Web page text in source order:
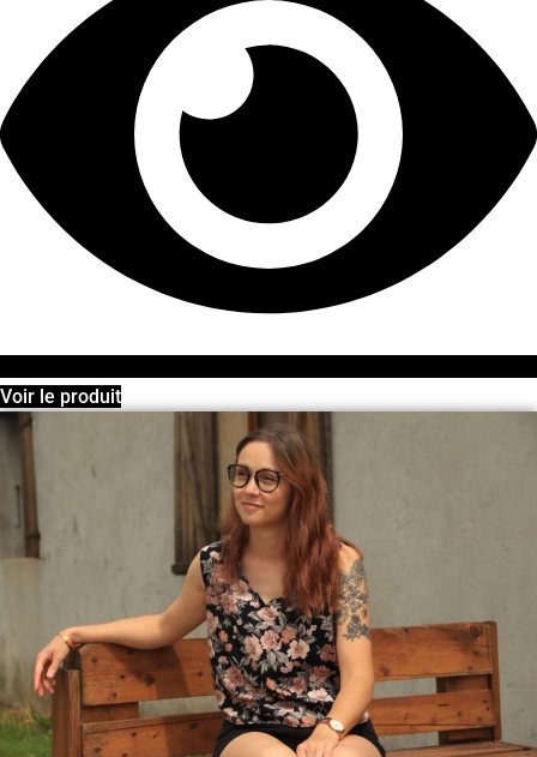
Voir le produit